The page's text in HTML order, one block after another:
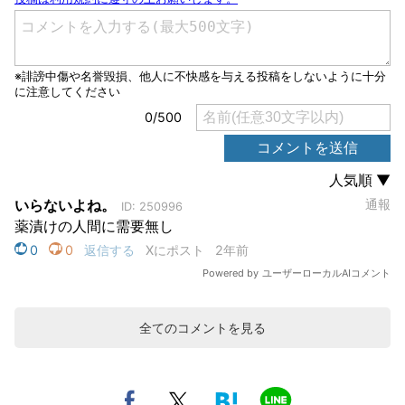
全てのコメントを見る